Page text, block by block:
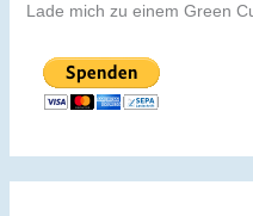
Lade mich zu einem Green